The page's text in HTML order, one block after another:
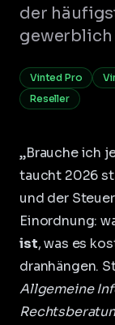
der
gewerblich
Vinted Pro
Reseller
„Brauche ich
taucht 2026
und der
Einordnung:
ist, was es
dranhängen.
Allgemeine